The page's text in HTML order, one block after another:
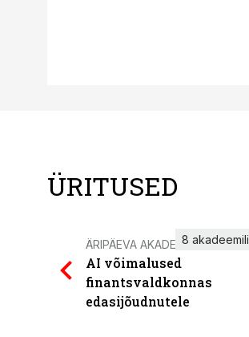
ÜRITUSED
ÄRIPÄEVA AKADEEMIA
AI võimalused
finantsvaldkonnas
edasijõudnutele
8